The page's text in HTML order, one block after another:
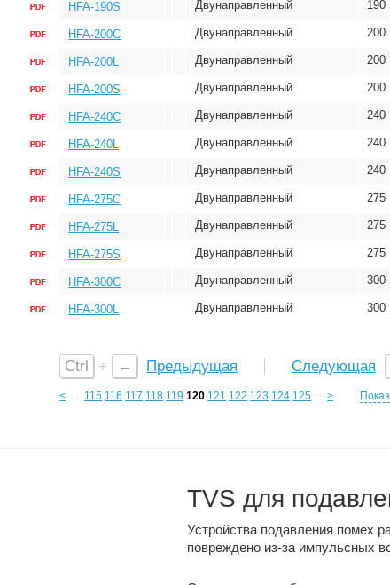
HFA-190S Двунаправленный 190
HFA-200C Двунаправленный 200
HFA-200L Двунаправленный 200
HFA-200S Двунаправленный 200
HFA-240C Двунаправленный 240
HFA-240L Двунаправленный 240
HFA-240S Двунаправленный 240
HFA-275C Двунаправленный 275
HFA-275L Двунаправленный 275
HFA-275S Двунаправленный 275
HFA-300C Двунаправленный 300
HFA-300L Двунаправленный 300
Ctrl + ← Предыдущая Следующая
< ... 115 116 117 118 119 120 121 122 123 124 125 ... >
TVS для
Устройства подавления помех
повреждено из-за импульсных